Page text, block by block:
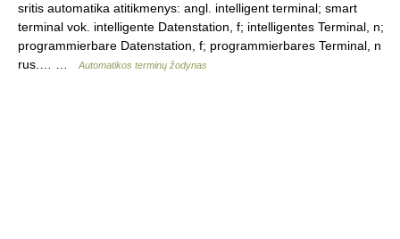
sritis automatika atitikmenys: angl. intelligent terminal; smart
terminal vok. intelligente Datenstation, f; intelligentes Terminal, n;
programmierbare Datenstation, f; programmierbares Terminal, n
rus.… …
Automatikos terminų žodynas